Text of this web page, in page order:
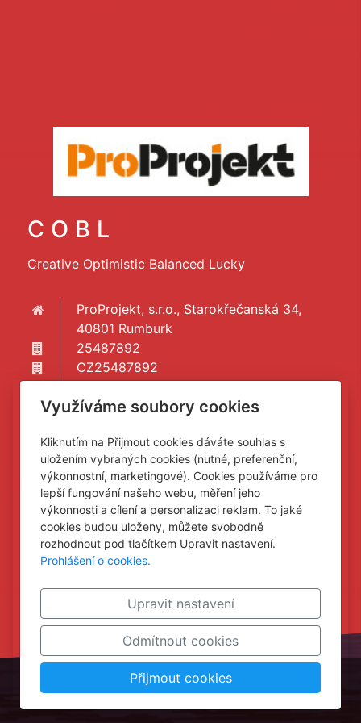
C O B L
Creative Optimistic Balanced Lucky
ProProjekt, s.r.o., Starokřečanská 34,
40801 Rumburk
25487892
CZ25487892
Provozovna: Komenského 1173, 40801
cobl@proprojekt.cz
+420 604 624 450
www.proprojekt.cz
webové stránkys AI,
Využíváme soubory cookies
Kliknutím na Přijmout cookies dáváte souhlas s
uložením vybraných cookies (nutné, preferenční,
výkonnostní, marketingové). Cookies používáme pro
lepší fungování našeho webu, měření jeho
výkonnosti a cílení a personalizaci reklam. To jaké
cookies budou uloženy, můžete svobodně
rozhodnout pod tlačítkem Upravit nastavení.
Prohlášení o cookies.
Upravit nastavení
Odmítnout cookies
Přijmout cookies